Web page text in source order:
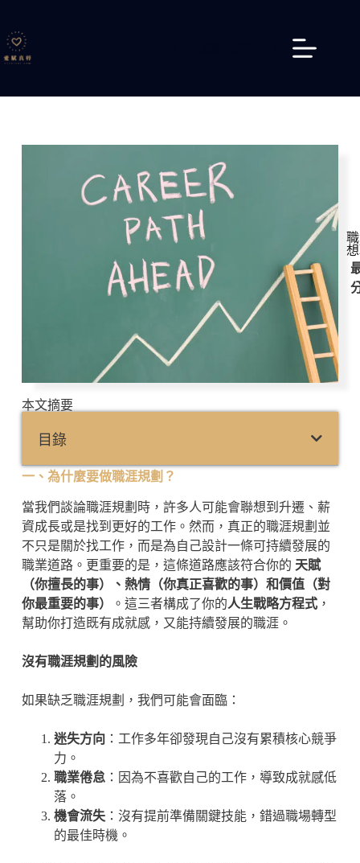
本文摘要
目錄
一、為什麼要做職涯規劃？
當我們談論職涯規劃時，許多人可能會聯想到升遷、薪
資成長或是找到更好的工作。然而，真正的職涯規劃並
不只是關於找工作，而是為自己設計一條可持續發展的
職業道路。更重要的是，這條道路應該符合你的 天賦
（你擅長的事）、熱情（你真正喜歡的事）和價值（對
你最重要的事）
。這三者構成了你的人生戰略方程式，
幫助你打造既有成就感，又能持續發展的職涯。
沒有職涯規劃的風險
如果缺乏職涯規劃，我們可能會面臨：
迷失方向 ：工作多年卻發現自己沒有累積核心競爭
力。
職業倦怠：因為不喜歡自己的工作，導致成就感低
落。
機會流失：沒有提前準備關鍵技能，錯過職場轉型
的最佳時機。